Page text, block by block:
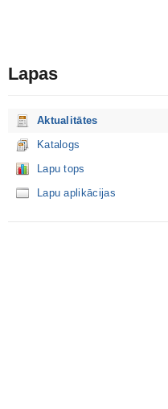
Lapas
Aktualitātes
Katalogs
Lapu tops
Lapu aplikācijas